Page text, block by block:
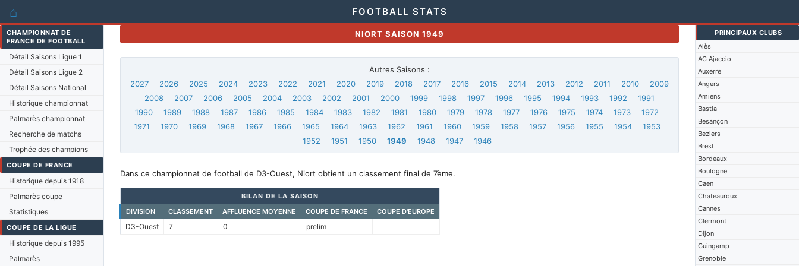
⌂ FOOTBALL STATS
CHAMPIONNAT DE
FRANCE DE FOOTBALL
Détail Saisons Ligue 1
Détail Saisons Ligue 2
Détail Saisons National
Historique championnat
Palmarès championnat
Recherche de matchs
Trophée des champions
COUPE DE FRANCE
Historique depuis 1918
Palmarès coupe
Statistiques
COUPE DE LA LIGUE
Historique depuis 1995
Palmarès
PRINCIPAUX CLUBS
Alès
AC Ajaccio
Auxerre
Angers
Amiens
Bastia
Besançon
Beziers
Brest
Bordeaux
Boulogne
Caen
Chateauroux
Cannes
Clermont
Dijon
Guingamp
Grenoble
NIORT SAISON 1949
Autres Saisons :
2027
2026 2025 2024 2023 2022 2021 2020 2019 2018 2017 2016 2015 2014 2013 2012 2011 2010
2009
2008
2007 2006 2005 2004 2003 2002 2001 2000 1999 1998 1997 1996 1995 1994 1993 1992
1991
1990
1989 1988 1987 1986 1985 1984 1983 1982 1981 1980 1979 1978 1977 1976 1975 1974 1973
1972
1971
1970 1969 1968 1967 1966 1965 1964 1963 1962 1961 1960 1959 1958 1957 1956 1955 1954
1953
1952
1951 1950 1949 1948 1947 1946
Dans ce championnat de football de D3-Ouest, Niort obtient un classement final de 7ème.
BILAN DE LA SAISON
DIVISION
CLASSEMENT AFFLUENCE MOYENNE COUPE DE FRANCE COUPE D'EUROPE
D3-Ouest 7 0 prelim